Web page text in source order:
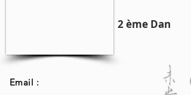
2 ème Dan
Email :